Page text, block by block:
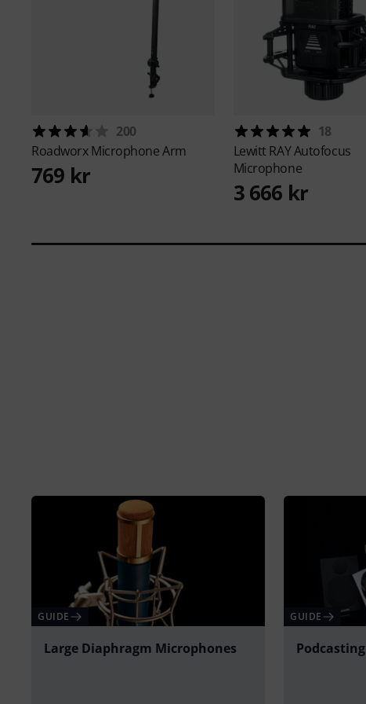
200
RoadworxMicrophone Arm
769 kr
18
Lewitt RAY Autofocus
Microphone
3 666 kr
GUIDE
Large Diaphragm Microphones
GUIDE
Podcasting